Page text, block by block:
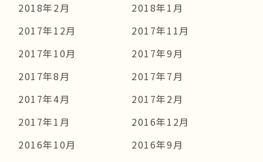
2018年2月
2018年1月
2017年12月
2017年11月
2017年10月
2017年9月
2017年8月
2017年7月
2017年4月
2017年2月
2017年1月
2016年12月
2016年10月
2016年9月